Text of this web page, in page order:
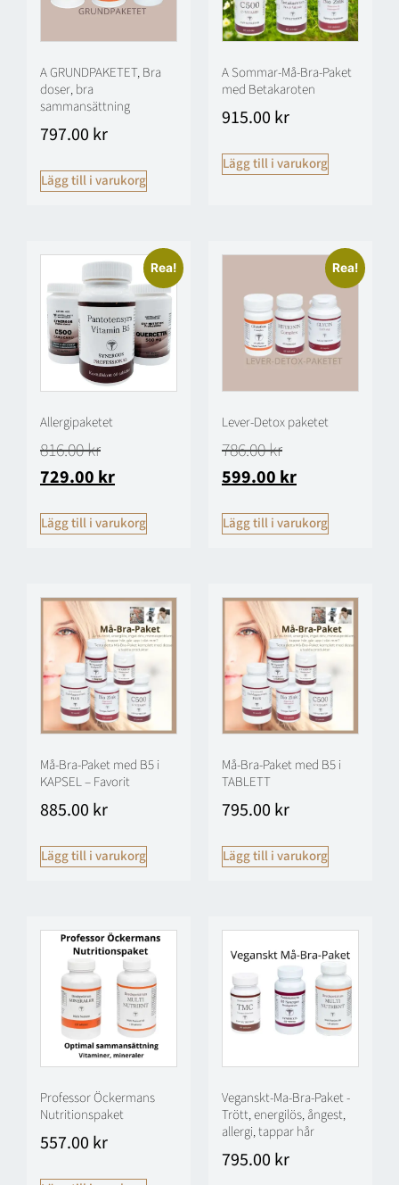
A GRUNDPAKETET, Bra
doser, bra
sammansättning
797.00 kr
Lägg till i varukorg
A Sommar-Må-Bra-Paket
med Betakaroten
915.00 kr
Lägg till i varukorg
Rea!
Allergipaketet
816.00kr
729.00kr
Lägg till i varukorg
Rea!
Lever-Detox paketet
786.00kr
599.00kr
Lägg till i varukorg
Må-Bra-Paket med B5 i
KAPSEL – Favorit
885.00 kr
Lägg till i varukorg
Må-Bra-Paket med B5 i
TABLETT
795.00 kr
Lägg till i varukorg
Professor Öckermans
Nutritionspaket
557.00 kr
Veganskt-Ma-Bra-Paket -
Trött, energilös, ångest,
allergi, tappar hår
795.00 kr